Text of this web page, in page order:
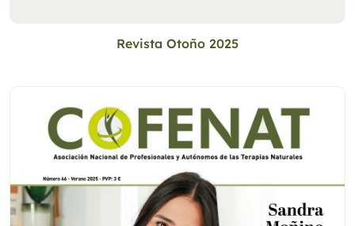
Revista Otoño 2025